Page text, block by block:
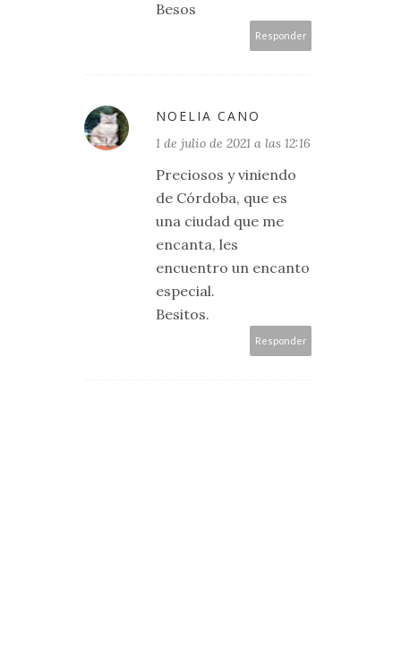
Besos
Responder
NOELIA CANO
1 de julio de 2021 a las 12:16
Preciosos y viniendo
de Córdoba, que es
una ciudad que me
encanta, les
encuentro un encanto
especial.
Besitos.
Responder